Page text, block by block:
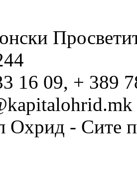
16 09, + 389
Охрид - Сите